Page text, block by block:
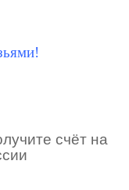
счёт на